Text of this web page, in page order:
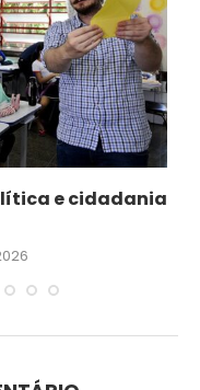
e cidadania